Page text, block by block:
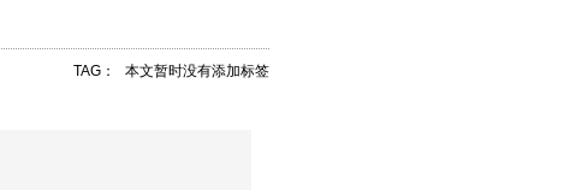
TAG： 本文暂时没有添加标签